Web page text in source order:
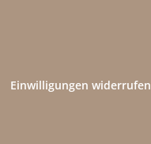
Einwilligungen widerrufen